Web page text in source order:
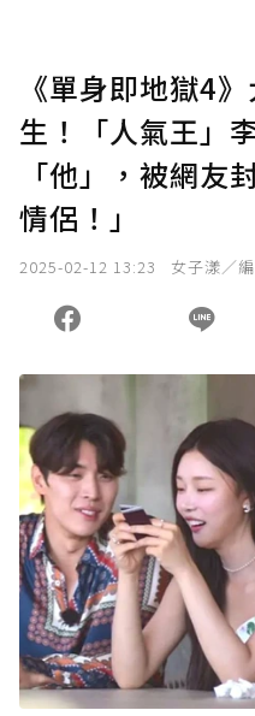
《單身即地獄4
生！「人氣王」
「他」，被網友
情侶！」
2025-02-12 13:23 女子漾／